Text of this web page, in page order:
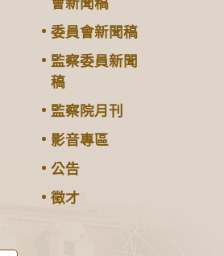
委員會新聞稿
監察委員新聞
稿
監察院月刊
影音專區
公告
徵才